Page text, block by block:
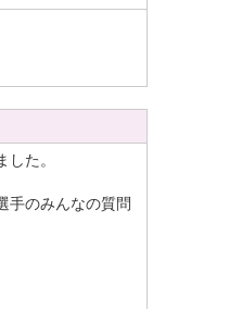
た。
手のみんなの質問